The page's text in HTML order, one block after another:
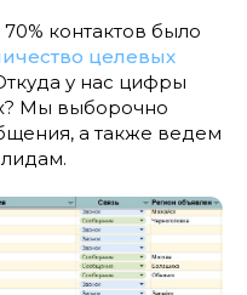
контактов было
целевых
у нас цифры
Мы выборочно
а также ведем